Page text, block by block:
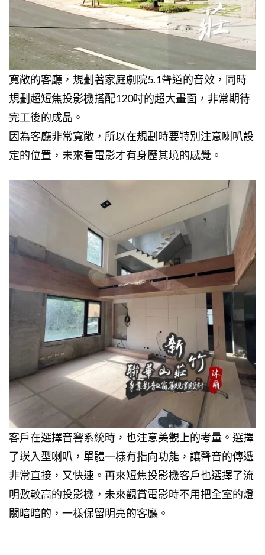
寬敞的客廳，規劃著家庭劇院5.1聲道的音效，同時
規劃超短焦投影機搭配120吋的超大畫面，非常期待
完工後的成品。
因為客廳非常寬敞，所以在規劃時要特別注意喇叭設
定的位置，未來看電影才有身歷其境的感覺。
客戶在選擇音響系統時，也注意美觀上的考量。選擇
了崁入型喇叭，單體一樣有指向功能，讓聲音的傳遞
非常直接，又快速。再來短焦投影機客戶也選擇了流
明數較高的投影機，未來觀賞電影時不用把全室的燈
關暗暗的，一樣保留明亮的客廳。